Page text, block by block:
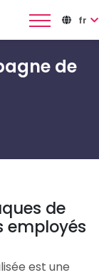
fr
de
de
employés
est une